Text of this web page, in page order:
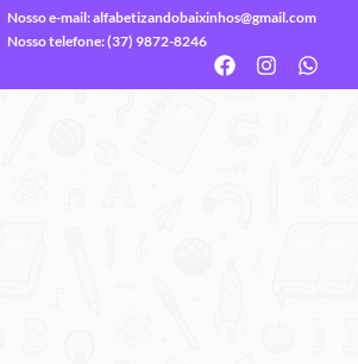
Nosso e-mail:alfabetizandobaixinhos@gmail.com
Nosso telefone: (37) 9872-8246